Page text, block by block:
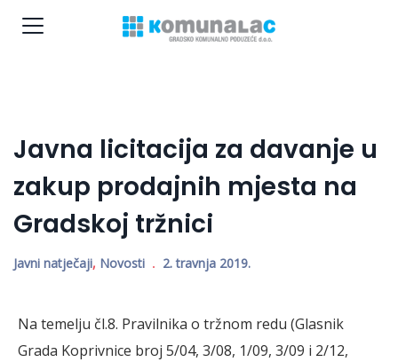
Javna licitacija za davanje u
zakup prodajnih mjesta na
Gradskoj tržnici
Javni natječaji, Novosti 2. travnja 2019.
Na temelju čl.8. Pravilnika o tržnom redu (Glasnik
Grada Koprivnice broj 5/04, 3/08, 1/09, 3/09 i 2/12,